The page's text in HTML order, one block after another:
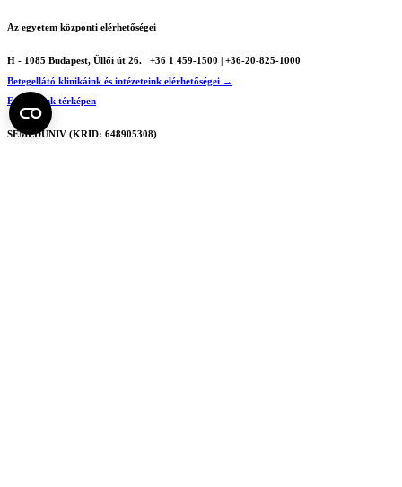
Az egyetem központi elérhetőségei
H - 1085 Budapest, Üllői út 26.
+36 1 459-1500 | +36-20-825-1000
Betegellátó klinikáink és intézeteink elérhetőségei →
Egységeink térképen
SEMEDUNIV (KRID: 648905308)